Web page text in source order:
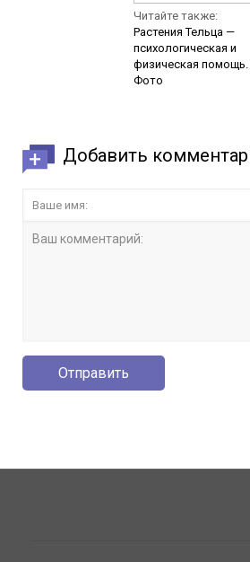
Читайте также:
Растения Тельца —
психологическая и
физическая помощь.
Фото
Добавить